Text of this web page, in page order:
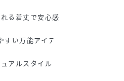
る着丈で安心感
すい万能アイテ
アルスタイル